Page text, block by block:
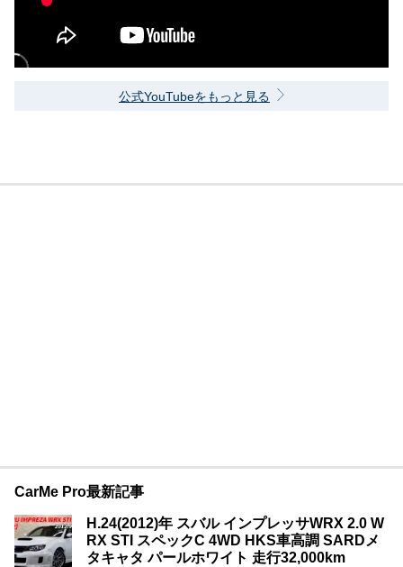
公式YouTubeをもっと見る
CarMe Pro最新記事
H.24(2012)年 スバル インプレッサWRX 2.0 W
RX STI スペックC 4WD HKS車高調 SARDメ
タキャタ パールホワイト 走行32,000km